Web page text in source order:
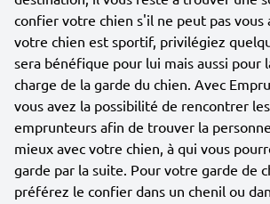
confier votre chien s'il ne peut pas vous
votre chien est sportif, privilégiez
sera bénéfique pour lui mais aussi pour
charge de la garde du chien. Avec
vous avez la possibilité de rencontrer
emprunteurs afin de trouver la
mieux avec votre chien, à qui vous
garde par la suite. Pour votre garde de
préférez le confier dans un chenil ou